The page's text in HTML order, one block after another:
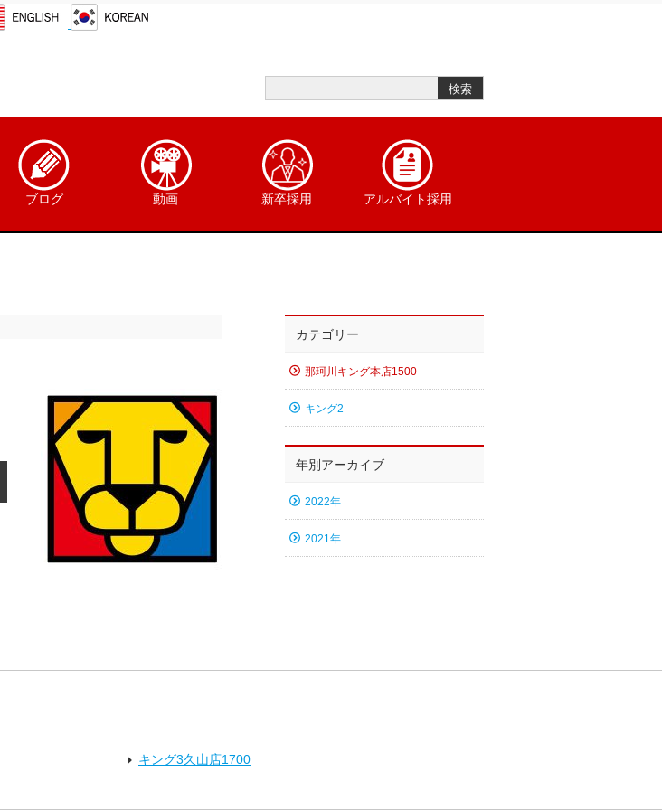
ブログ 動画 新卒採用 アルバイト採用
カテゴリー
那珂川キング本店1500
キング2
年別アーカイブ
2022年
2021年
キング3久山店1700